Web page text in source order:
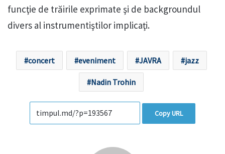
funcţie de trăirile exprimate şi de backgroundul
divers al instrumentiştilor implicaţi.
concert eveniment JAVRA jazz
Nadin Trohin
Copy URL